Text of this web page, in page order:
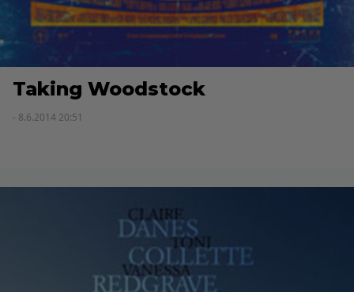
Taking Woodstock
- 8.6.2014 20:51